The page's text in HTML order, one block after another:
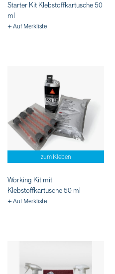
Starter Kit Klebstoffkartusche 50
ml
+ Auf Merkliste
zum Kleben
Working Kit mit
Klebstoffkartusche 50 ml
+ Auf Merkliste